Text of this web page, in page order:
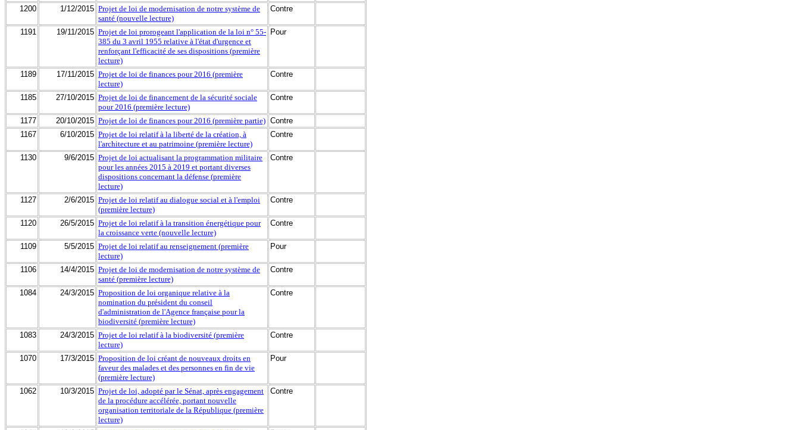
1200 1/12/2015 Projet de loi de modernisation de notre système de
santé (nouvelle lecture)
Contre
1191 19/11/2015 Projet de loi prorogeant l'application de la loi n° 55-
385 du 3 avril 1955 relative à l'état d'urgence et
renforçant l'efficacité de ses dispositions (première
lecture)
Pour
1189 17/11/2015 Projet de loi de finances pour 2016 (première
lecture)
Contre
1185 27/10/2015 Projet de loi de financement de la sécurité sociale
pour 2016 (première lecture)
Contre
1177 20/10/2015 Projet de loi de finances pour 2016 (première partie) Contre
1167
6/10/2015 Projet de loi relatif à la liberté de la création, à
l'architecture et au patrimoine (première lecture)
Contre
1130 9/6/2015 Projet de loi actualisant la programmation militaire
pour les années 2015 à 2019 et portant diverses
dispositions concernant la défense (première
lecture)
Contre
1127 2/6/2015 Projet de loi relatif au dialogue social et à l'emploi
(première lecture)
Contre
1120 26/5/2015 Projet de loi relatif à la transition énergétique pour
la croissance verte (nouvelle lecture)
Contre
1109 5/5/2015 Projet de loi relatif au renseignement (première
lecture)
Pour
1106 14/4/2015 Projet de loi de modernisation de notre système de
santé (première lecture)
Contre
1084 24/3/2015 Proposition de loi organique relative à la
nomination du président du conseil
d'administration de l'Agence française pour la
biodiversité (première lecture)
Contre
1083 24/3/2015 Projet de loi relatif à la biodiversité (première
lecture)
Contre
1070 17/3/2015 Proposition de loi créant de nouveaux droits en
faveur des malades et des personnes en fin de vie
(première lecture)
Pour
1062 10/3/2015 Projet de loi, adopté par le Sénat, après engagement
de la procédure accélérée, portant nouvelle
organisation territoriale de la République (première
lecture)
Contre